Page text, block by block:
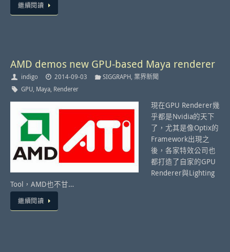
繼續閱讀
AMD demos new GPU-based Maya renderer
indigo 2014-09-03 SIGGRAPH, 業界新聞
GPU, Maya, Renderer
現在GPU Renderer幾
乎都是Nvidia的天下
了，尤其是像Optix的
Framework出現之
後，各家特效公司也
都打造了自家的GPU
Renderer與Lighting
Tool，AMD也不甘…
繼續閱讀